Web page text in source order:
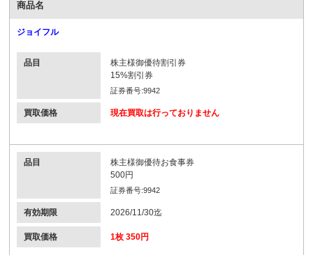
商品名
ジョイフル
品目
株主様御優待割引券
15%割引券
証券番号:9942
買取価格 現在買取は行っておりません
品目
株主様御優待お食事券
500円
証券番号:9942
有効期限 2026/11/30迄
買取価格 1枚 350円